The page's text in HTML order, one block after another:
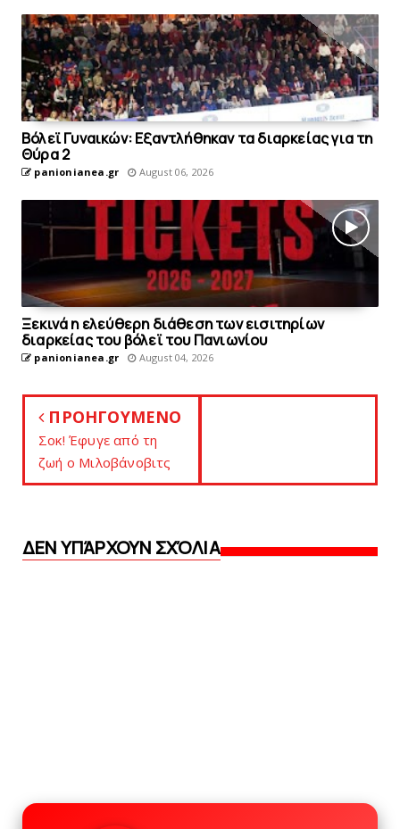
Bόλεϊ Γυναικών: Εξαντλήθηκαν τα διαρκείας για τη
Θύρα 2
panionianea.gr August 06, 2026
Ξεκινά η ελεύθερη διάθεση των εισιτηρίων
διαρκείας του βόλεϊ τoυ Πανιωνίου
panionianea.gr August 04, 2026
ΠΡΟΗΓΟΥΜΕΝΟ
Σοκ! Έφυγε από τη
ζωή o Μιλοβάνοβιτς
ΔΕΝ ΥΠΆΡΧΟΥΝ ΣΧΌΛΙΑ